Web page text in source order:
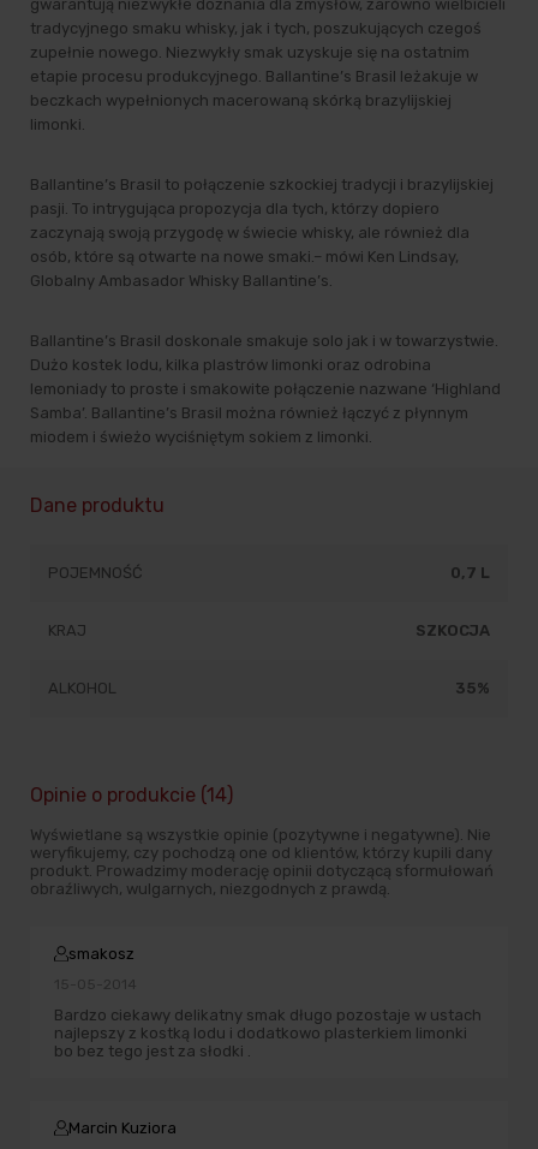
gwarantują niezwykłe doznania dla zmysłów, zarówno wielbicieli
tradycyjnego smaku whisky, jak i tych, poszukujących czegoś
zupełnie nowego. Niezwykły smak uzyskuje się na ostatnim
etapie procesu produkcyjnego. Ballantine’s Brasil leżakuje w
beczkach wypełnionych macerowaną skórką brazylijskiej
limonki.
Ballantine’s Brasil to połączenie szkockiej tradycji i brazylijskiej
pasji. To intrygująca propozycja dla tych, którzy dopiero
zaczynają swoją przygodę w świecie whisky, ale również dla
osób, które są otwarte na nowe smaki.– mówi Ken Lindsay,
Globalny Ambasador Whisky Ballantine’s.
Ballantine’s Brasil doskonale smakuje solo jak i w towarzystwie.
Dużo kostek lodu, kilka plastrów limonki oraz odrobina
lemoniady to proste i smakowite połączenie nazwane ‘Highland
Samba’. Ballantine’s Brasil można również łączyć z płynnym
miodem i świeżo wyciśniętym sokiem z limonki.
Dane produktu
POJEMNOŚĆ 0,7 L
KRAJ SZKOCJA
ALKOHOL 35%
Opinie o produkcie (14)
Wyświetlane są wszystkie opinie (pozytywne i negatywne). Nie
weryfikujemy, czy pochodzą one od klientów, którzy kupili dany
produkt. Prowadzimy moderację opinii dotyczącą sformułowań
obraźliwych, wulgarnych, niezgodnych z prawdą.
smakosz
15-05-2014
Bardzo ciekawy delikatny smak długo pozostaje w ustach
najlepszy z kostką lodu i dodatkowo plasterkiem limonki
bo bez tego jest za słodki .
Marcin Kuziora